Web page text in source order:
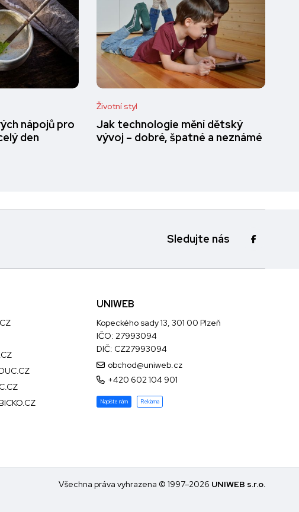
nápojů pro
den
Životní styl
Jak technologie mění dětský
vývoj – dobré, špatné a neznámé
Sledujte nás
UNIWEB
Kopeckého sady 13, 301 00 Plzeň
IČO: 27993094
DIČ: CZ27993094
obchod@uniweb.cz
+420 602 104 901
Napište nám Reklama
Všechna práva vyhrazena © 1997–2026 UNIWEB s.r.o.